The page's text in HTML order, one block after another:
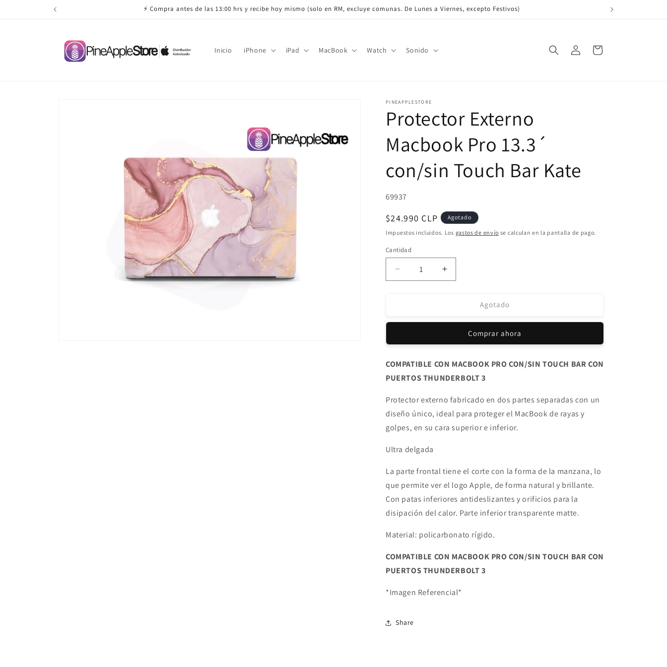
⚡ Compra antes de las 13:00 hrs y recibe hoy mismo (solo en RM, excluye comunas. De Lunes a Viernes, excepto Festivos)
Inicio iPhone iPad MacBook Watch Sonido
Iniciar
sesión
Carrito
PINEAPPLESTORE
Protector Externo
Macbook Pro 13.3´
con/sin Touch Bar Kate
SKU:
69937
Precio
habitual
$24.990 CLP Agotado
Impuestos incluidos. Los gastos de envío se calculan en la pantalla de pago.
Cantidad
Reducir
cantidad
Macbook
13.3
con/sin
Touch
Kate
Aumentar
cantidad
Macbook
13.3
con/sin
Touch
Kate
Agotado
Comprar ahora
COMPATIBLE CON MACBOOK PRO CON/SIN TOUCH BAR CON
PUERTOS THUNDERBOLT 3
Protector externo fabricado en dos partes separadas con un
diseño único, ideal para proteger el MacBook de rayas y
golpes, en su cara superior e inferior.
Ultra delgada
La parte frontal tiene el corte con la forma de la manzana, lo
que permite ver el logo Apple, de forma natural y brillante.
Con patas inferiores antideslizantes y orificios para la
disipación del calor. Parte inferior transparente matte.
Material: policarbonato rígido.
COMPATIBLE CON MACBOOK PRO CON/SIN TOUCH BAR CON
PUERTOS THUNDERBOLT 3
*Imagen Referencial*
Share